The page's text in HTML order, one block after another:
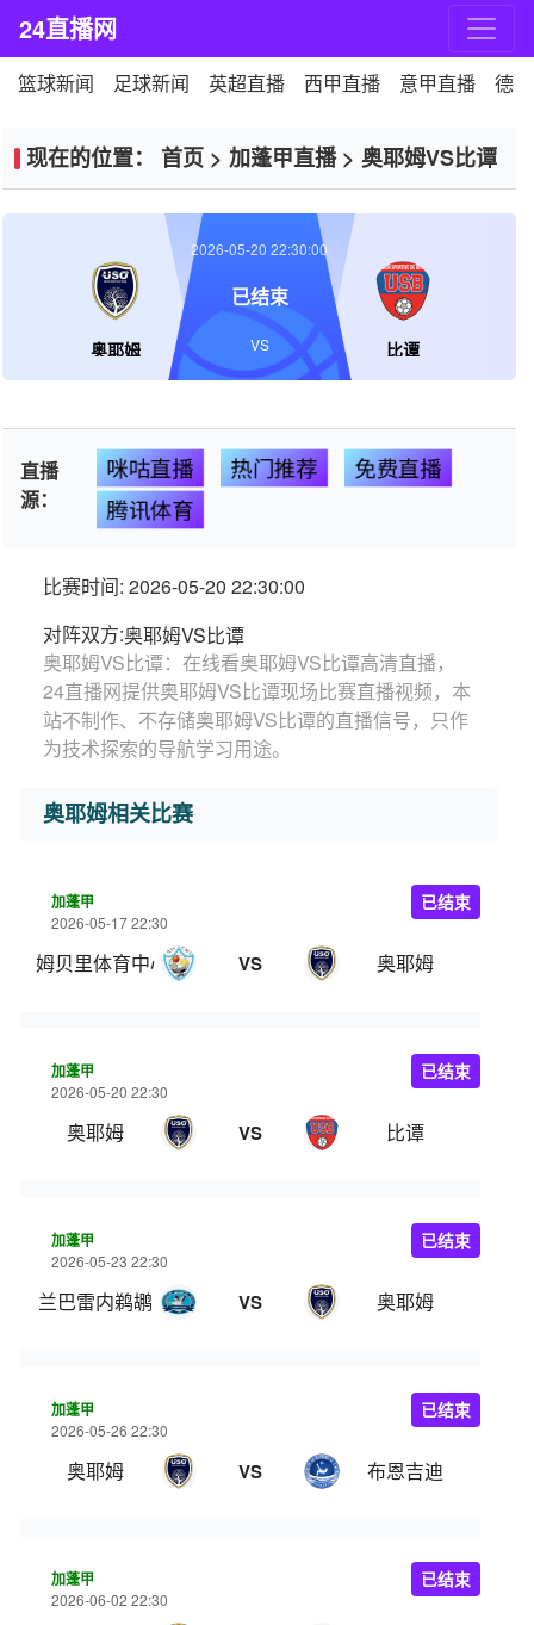
24直播网
篮球新闻 足球新闻 英超直播 西甲直播 意甲直播 德
现在的位置： 首页 > 加蓬甲直播> 奥耶姆VS比谭
奥耶姆 比谭
2026-05-20 22:30:00
已结束
VS
直播
源：
咪咕直播 热门推荐
免费直播
腾讯体育
比赛时间: 2026-05-20 22:30:00
对阵双方:奥耶姆VS比谭
奥耶姆VS比谭：在线看奥耶姆VS比谭高清直播，
24直播网提供奥耶姆VS比谭现场比赛直播视频，本
站不制作、不存储奥耶姆VS比谭的直播信号，只作
为技术探索的导航学习用途。
奥耶姆相关比赛
加蓬甲
2026-05-17 22:30
姆贝里体育中心 VS 奥耶姆
已结束
加蓬甲
2026-05-20 22:30
奥耶姆 VS 比谭
已结束
加蓬甲
2026-05-23 22:30
兰巴雷内鹈鹕 VS 奥耶姆
已结束
加蓬甲
2026-05-26 22:30
奥耶姆 VS 布恩吉迪
已结束
加蓬甲
2026-06-02 22:30
已结束